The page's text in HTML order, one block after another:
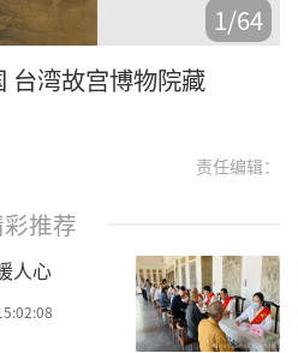
1/64
台湾故宫博物院藏
责任编辑：
推荐
人心